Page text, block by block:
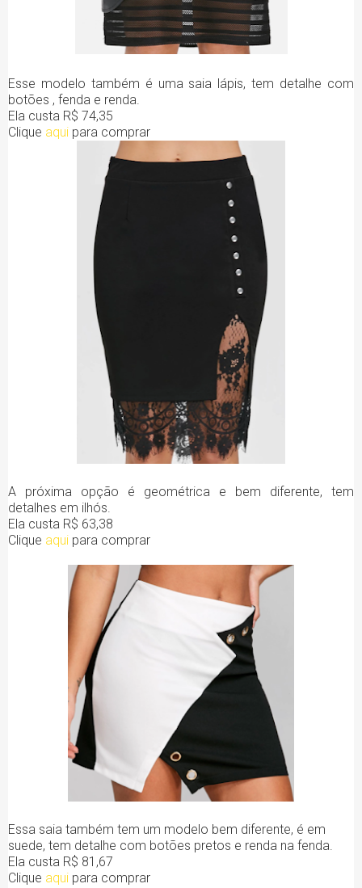
Esse modelo também é uma saia lápis, tem detalhe com
botões , fenda e renda.
Ela custa R$ 74,35
Clique aqui para comprar
A próxima opção é geométrica e bem diferente, tem
detalhes em ilhós.
Ela custa R$ 63,38
Clique aqui para comprar
Essa saia também tem um modelo bem diferente, é em
suede, tem detalhe com botões pretos e renda na fenda.
Ela custa R$ 81,67
Clique aqui para comprar